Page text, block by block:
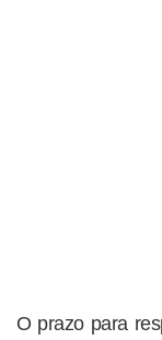
O prazo para